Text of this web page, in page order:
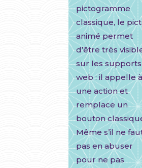
pictogramme
classique, le
animé permet
d’être très
sur les supports
web : il appelle à
une action et
remplace un
bouton
Même s’il ne
pas en abuser
pour ne pas